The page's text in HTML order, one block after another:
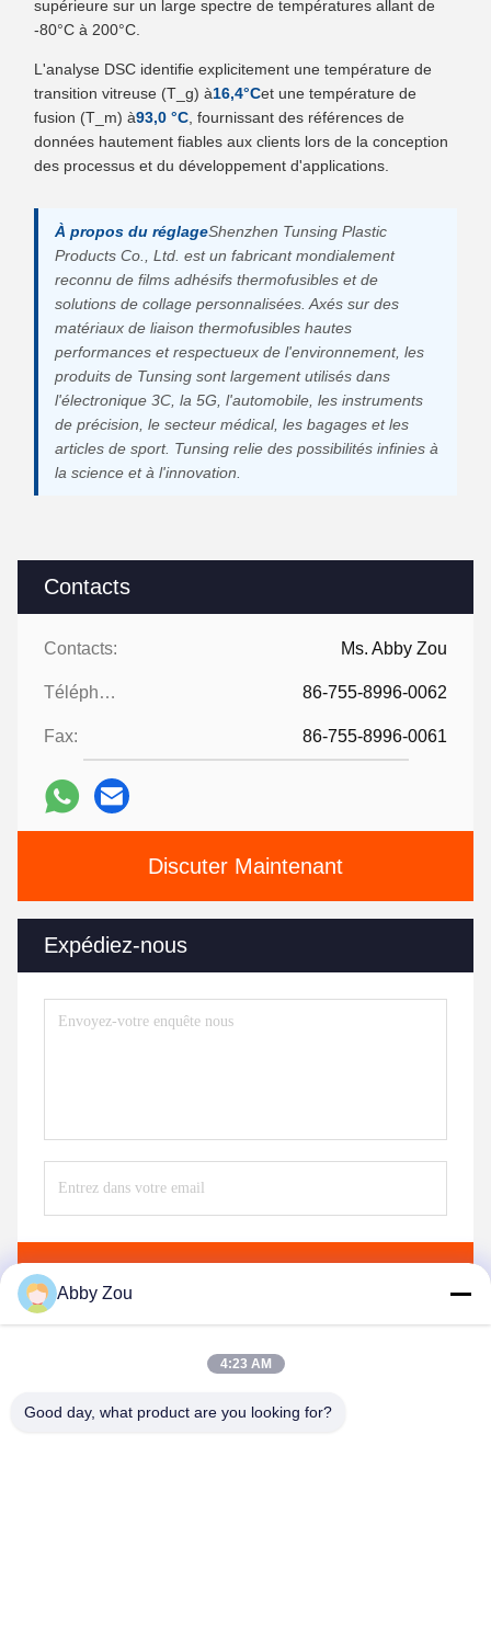
Contacts
Contacts: Ms. Abby Zou
Téléphone: 86-755-8996-0062
Fax: 86-755-8996-0061
Discuter Maintenant
Expédiez-nous
supérieure sur un large spectre de températures allant de
-80°C à 200°C.
L'analyse DSC identifie explicitement une température de
transition vitreuse (T_g) à16,4°Cet une température de
fusion (T_m) à93,0 °C , fournissant des références de
données hautement fiables aux clients lors de la conception
des processus et du développement d'applications.
À propos du réglageShenzhen Tunsing Plastic
Products Co., Ltd. est un fabricant mondialement
reconnu de films adhésifs thermofusibles et de
solutions de collage personnalisées. Axés sur des
matériaux de liaison thermofusibles hautes
performances et respectueux de l'environnement, les
produits de Tunsing sont largement utilisés dans
l'électronique 3C, la 5G, l'automobile, les instruments
de précision, le secteur médical, les bagages et les
articles de sport. Tunsing relie des possibilités infinies à
la science et à l'innovation.
Abby Zou
4:23 AM
Good day, what product are you looking for?